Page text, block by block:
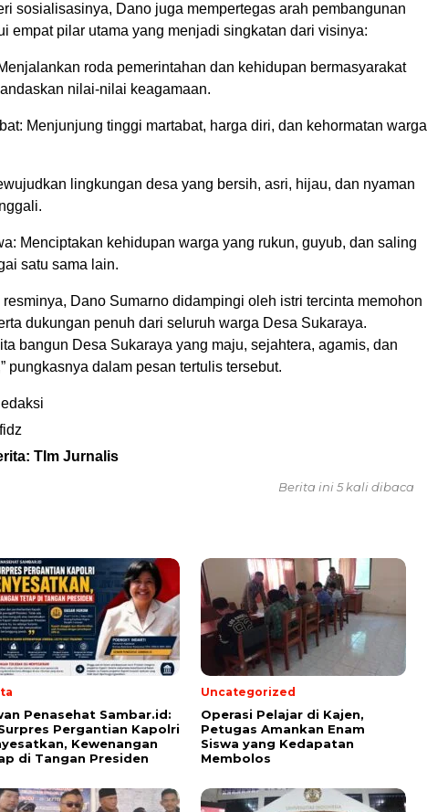
sosialisasinya, Dano juga mempertegas arah pembangunan
empat pilar utama yang menjadi singkatan dari visinya:
roda pemerintahan dan kehidupan bermasyarakat
nilai-nilai keagamaan.
Menjunjung tinggi martabat, harga diri, dan kehormatan warga
lingkungan desa yang bersih, asri, hijau, dan nyaman
Menciptakan kehidupan warga yang rukun, guyub, dan saling
satu sama lain.
Dano Sumarno didampingi oleh istri tercinta memohon
dukungan penuh dari seluruh warga Desa Sukaraya.
bangun Desa Sukaraya yang maju, sejahtera, agamis, dan
pungkasnya dalam pesan tertulis tersebut.
TIm Jurnalis
Berita ini 5 kali dibaca
Penasehat Sambar.id:
Pergantian Kapolri
Kewenangan
di Tangan Presiden
Uncategorized
Operasi Pelajar di Kajen,
Petugas Amankan Enam
Siswa yang Kedapatan
Membolos